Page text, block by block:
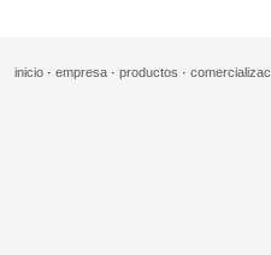
inicio · empresa · productos ·